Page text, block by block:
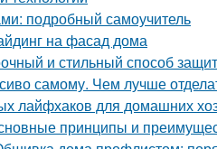
подробный самоучитель
на фасад дома
и стильный способ
самому. Чем лучше
лайфхаков для домашних
принципы и